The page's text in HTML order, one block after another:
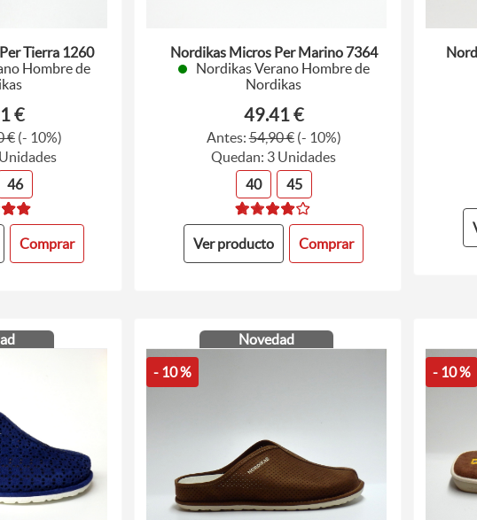
Tierra 1260
Hombre de
€
€(- 10%)
46
Comprar
Nordikas Micros Per Marino 7364
Nordikas Verano Hombre de
Nordikas
49.41 €
Antes:54,90 €(- 10%)
Quedan: 3 Unidades
40
45
Ver producto Comprar
Novedad
- 10 % - 10 %